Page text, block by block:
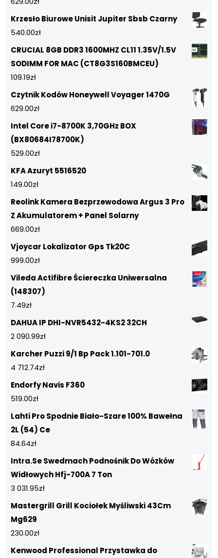
Krzesło Biurowe Unisit Jupiter Sbsb Czarny
540.00zł
CRUCIAL 8GB DDR3 1600MHZ CL11 1.35V/1.5V
SODIMM FOR MAC (CT8G3S160BMCEU)
109.19zł
Czytnik Kodów Honeywell Voyager 1470G
629.00zł
Intel Core i7-8700K 3,70GHz BOX
(BX80684I78700K)
529.00zł
KFA Azuryt 5516520
149.00zł
Reolink Kamera Bezprzewodowa Argus 3 Pro
Z Akumulatorem + Panel Solarny
669.00zł
Vjoycar Lokalizator Gps Tk20C
999.00zł
Vileda Actifibre Ściereczka Uniwersalna
(148307)
7.49zł
DAHUA IP DHI-NVR5432-4KS2 32CH
2 090.99zł
Karcher Puzzi 9/1 Bp Pack 1.101-701.0
4 712.74zł
Endorfy Navis F360
519.00zł
Lahti Pro Spodnie Biało-Szare 100% Bawełna
2L (54) Ce
84.64zł
Intra.Se Swedmach Podnośnik Do Wózków
Widłowych Hfj-700A 7 Ton
3 031.95zł
Mastergrill Grill Kociołek Myśliwski 43Cm
Mg629
230.00zł
Kenwood Professional Przystawka do